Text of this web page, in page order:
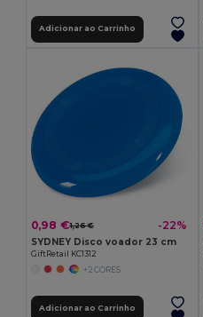
Adicionar ao Carrinho
0,98 €1,26 € -22%
SYDNEY Disco voador 23 cm
GiftRetail KC1312
+2 CORES
Adicionar ao Carrinho